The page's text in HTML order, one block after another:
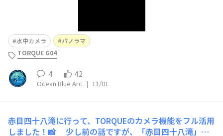
水中カメラ
パノラマ
TORQUE G04
4 42
Ocean Blue Arc | 11/01
赤目四十八滝に行って、TORQUEのカメラ機能をフル活用
しました！📸
少し前の話ですが、「赤目四十八滝」と